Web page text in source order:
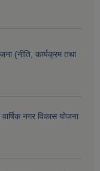
(नीति, कार्यक्रम तथा
नगर विकास योजना